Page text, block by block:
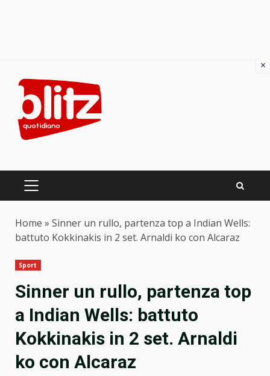
content
PRIMARY
Home » Sinner un rullo, partenza top a Indian Wells:
battuto Kokkinakis in 2 set. Arnaldi ko con Alcaraz
Sport
Sinner un rullo, partenza top
a Indian Wells: battuto
Kokkinakis in 2 set. Arnaldi
ko con Alcaraz
×